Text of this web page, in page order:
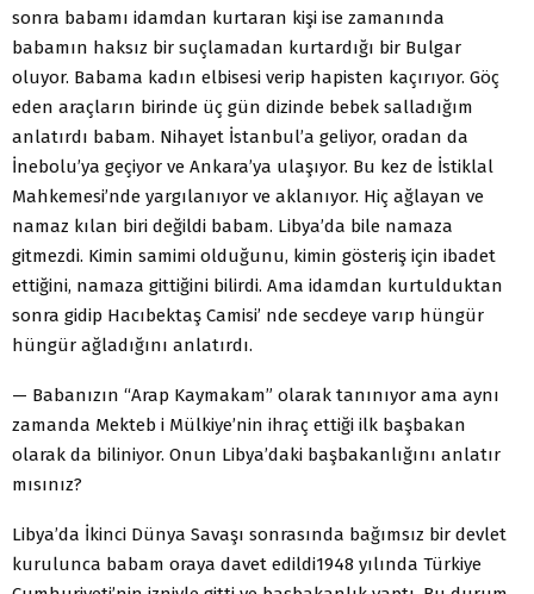
sonra babamı idamdan kurtaran kişi ise zamanında
babamın haksız bir suçlamadan kurtardığı bir Bulgar
oluyor. Babama kadın elbisesi verip hapisten kaçırıyor. Göç
eden araçların birinde üç gün dizinde bebek salladığım
anlatırdı babam. Nihayet İstanbul’a geliyor, oradan da
İnebolu’ya geçiyor ve Ankara’ya ulaşıyor. Bu kez de İstiklal
Mahkemesi’nde yargılanıyor ve aklanıyor. Hiç ağlayan ve
namaz kılan biri değildi babam. Libya’da bile namaza
gitmezdi. Kimin samimi olduğunu, kimin gösteriş için ibadet
ettiğini, namaza gittiğini bilirdi. Ama idamdan kurtulduktan
sonra gidip Hacıbektaş Camisi’ nde secdeye varıp hüngür
hüngür ağladığını anlatırdı.
— Babanızın “Arap Kaymakam” olarak tanınıyor ama aynı
zamanda Mekteb i Mülkiye’nin ihraç ettiği ilk başbakan
olarak da biliniyor. Onun Libya’daki başbakanlığını anlatır
mısınız?
Libya’da İkinci Dünya Savaşı sonrasında bağımsız bir devlet
kurulunca babam oraya davet edildi1948 yılında Türkiye